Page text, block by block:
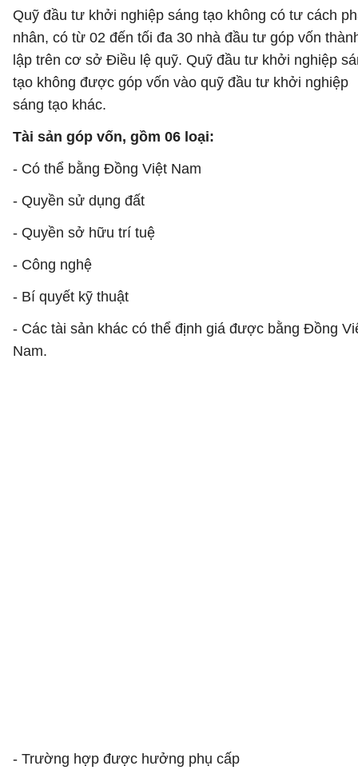
Quỹ đầu tư khởi nghiệp sáng tạo không có tư cách
nhân, có từ 02 đến tối đa 30 nhà đầu tư góp vốn
lập trên cơ sở Điều lệ quỹ. Quỹ đầu tư khởi nghiệp
tạo không được góp vốn vào quỹ đầu tư khởi nghiệp
sáng tạo khác.
Tài sản góp vốn, gồm 06 loại:
- Có thể bằng Đồng Việt Nam
- Quyền sử dụng đất
- Quyền sở hữu trí tuệ
- Công nghệ
- Bí quyết kỹ thuật
- Các tài sản khác có thể định giá được bằng Đồng
Nam.
- Trường hợp được hưởng phụ cấp